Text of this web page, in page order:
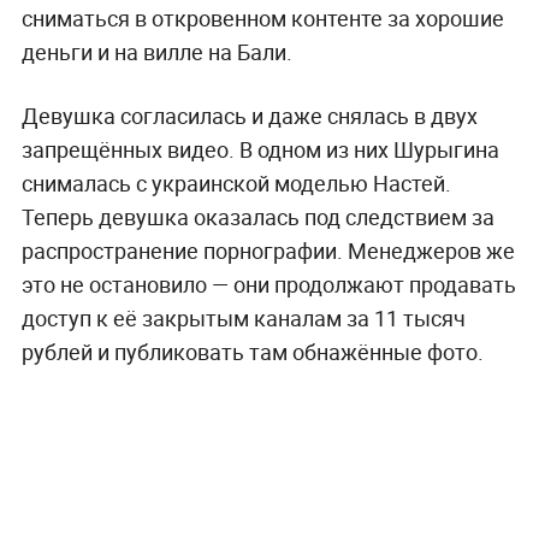
сниматься в откровенном контенте за хорошие
деньги и на вилле на Бали.
Девушка согласилась и даже снялась в двух
запрещённых видео. В одном из них Шурыгина
снималась с украинской моделью Настей.
Теперь девушка оказалась под следствием за
распространение порнографии. Менеджеров же
это не остановило — они продолжают продавать
доступ к её закрытым каналам за 11 тысяч
рублей и публиковать там обнажённые фото.